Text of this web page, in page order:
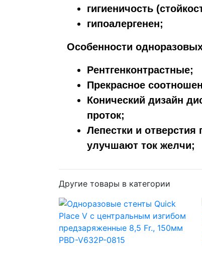
гигиеничость
гипоалергенен;
Особенности
Рентгенконтрастные;
Прекрасное
Конический дизайн
проток;
Лепестки и
улучшают ток желчи;
Другие товары в категории